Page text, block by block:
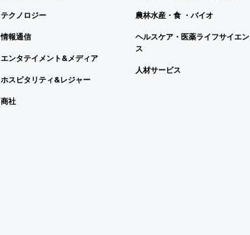
テクノロジー
情報通信
エンタテイメント&メディア
ホスピタリティ&レジャー
商社
農林水産・食 ・バイオ
ヘルスケア・医薬ライフサイエン
ス
人材サービス